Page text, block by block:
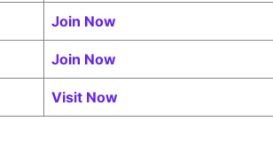
Join Now
Join Now
Visit Now